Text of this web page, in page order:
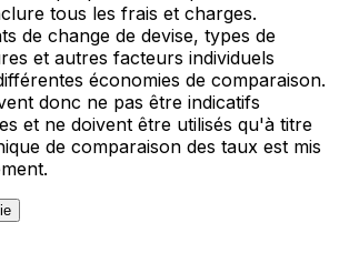
tous les frais et charges.
de change de devise, types de
et autres facteurs individuels
économies de comparaison.
donc ne pas être indicatifs
et ne doivent être utilisés qu'à titre
de comparaison des taux est mis